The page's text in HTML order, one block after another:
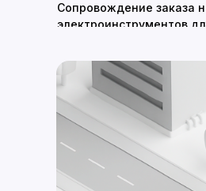
Сопровождение заказа
электроинструментов